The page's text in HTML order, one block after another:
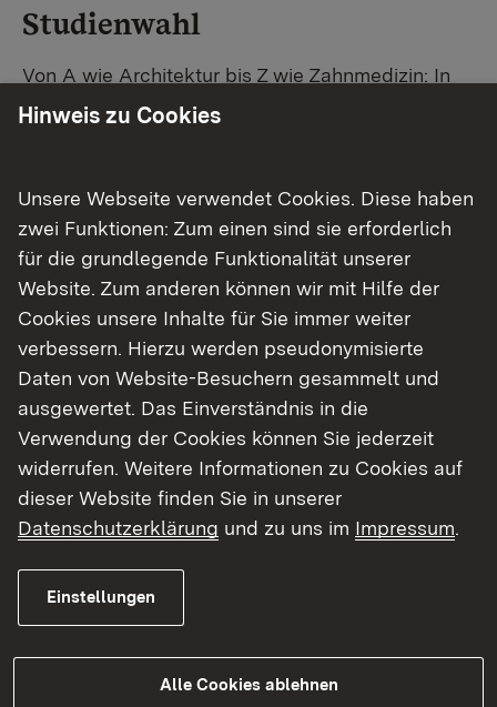
Studienwahl
Von A wie Architektur bis Z wie Zahnmedizin: In
Baden-Württemberg warten unzählige
Studiengangsuche schnell den passenden
Studienplatz. Außerdem gibt's eine Schritt-für-
Schritt-Anleitung zu deinem Traum-Studium.
Finde dein Studium in Baden-Württemberg
Hinweis zu Cookies
Unsere Webseite verwendet Cookies. Diese haben
zwei Funktionen: Zum einen sind sie erforderlich
für die grundlegende Funktionalität unserer
Website. Zum anderen können wir mit Hilfe der
Cookies unsere Inhalte für Sie immer weiter
verbessern. Hierzu werden pseudonymisierte
Daten von Website-Besuchern gesammelt und
ausgewertet. Das Einverständnis in die
Verwendung der Cookies können Sie jederzeit
widerrufen. Weitere Informationen zu Cookies auf
dieser Website finden Sie in unserer
Datenschutzerklärung und zu uns im Impressum.
Einstellungen
Alle Cookies ablehnen